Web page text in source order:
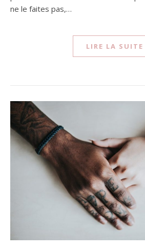
ne le faites pas,…
LIRE LA SUITE